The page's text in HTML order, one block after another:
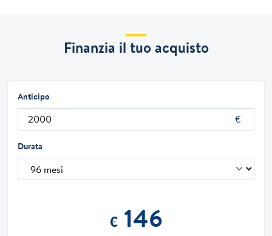
Finanzia il tuo acquisto
Anticipo
Durata
€ 146